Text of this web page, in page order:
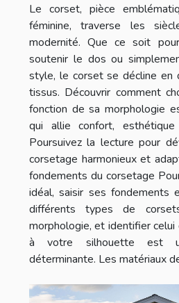
Le corset, pièce
féminine, traverse les
modernité. Que ce soit
soutenir le dos ou
style, le corset se décline
tissus. Découvrir comment
fonction de sa morphologie
qui allie confort,
Poursuivez la lecture pour
corsetage harmonieux et
fondements du corsetage
idéal, saisir ses fondements
différents types de
morphologie, et identifier celui
à votre silhouette est
déterminante. Les matériaux